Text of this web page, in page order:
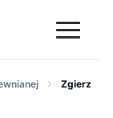
Zgierz